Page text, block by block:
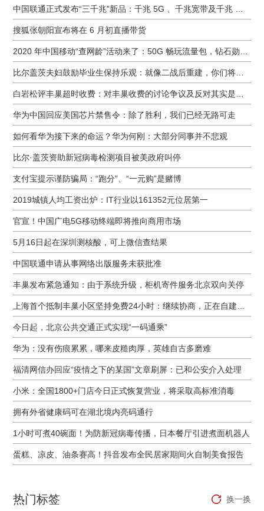
搜狐张朝阳宣布将在 6 月初直播带货
华为中国回应美国芯片禁售令：除了胜利，我们已经无路可走
如何看华为接下来的命运？华为何刚：大部分同事并不悲观
比尔·盖茨资助新冠病毒检测项目被美政府叫停
支付宝提示谨防骗局：“跑分”、“一元购”是赌博
2019城镇人均工资出炉：IT行业以161352元位居第一
官宣！中国广电5G移动终端即将推向商用市场
5月16日起在深圳测核酸，可上微信查结果
中国联通申请从事网络出版服务未获批准
丰巢发布紧急通知：由于系统升级，柜机寄件服务北京双向关停
今日起，北京公共交通正式实现“一码通乘”
华为：没有伤痕累累，哪来皮糙肉厚，英雄自古多磨难
福清网信办回应“疫情之下的某国”文章刷屏：已和公安介入处理
小米：全国1800+门店今日正式恢复营业，将采取高标准消毒
拥有外省健康码可在湖北境内亮码通行
1小时可煮40碗面！为防新冠病毒传播，日本餐厅引进煮面机器人
蛋糕、凉皮、油条赛高！抖音发布全民居家期间火自制美食报告
热门标签 换一换